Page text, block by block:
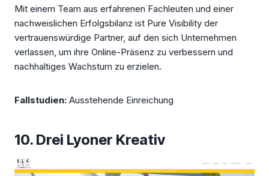
Mit einem Team aus erfahrenen Fachleuten und einer
nachweislichen Erfolgsbilanz ist Pure Visibility der
vertrauenswürdige Partner, auf den sich Unternehmen
verlassen, um ihre Online-Präsenz zu verbessern und
nachhaltiges Wachstum zu erzielen.
Fallstudien: Ausstehende Einreichung
10. Drei Lyoner Kreativ